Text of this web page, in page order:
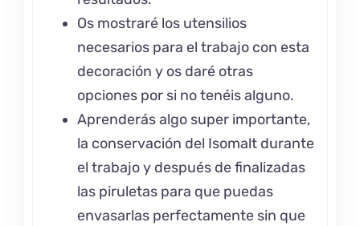
Os mostraré los utensilios
necesarios para el trabajo con esta
decoración y os daré otras
opciones por si no tenéis alguno.
Aprenderás algo super importante,
la conservación del Isomalt durante
el trabajo y después de finalizadas
las piruletas para que puedas
envasarlas perfectamente sin que